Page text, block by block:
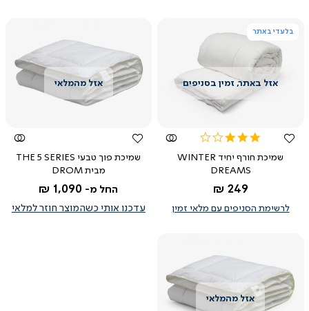
בלעדי באתר
צפייה
מהירה
3.0
rating
שמיכת חורף יחיד WINTER
DREAMS
החל מ-
249 ₪
לרשימת הסניפים עם מלאי זמין
צפייה
מהירה
שמיכת פוך טבעי THE 5 SERIES
מבית DROM
החל מ- 1,090 ₪
עדכנו אותי כשהמוצר חוזר למלאי
צפייה